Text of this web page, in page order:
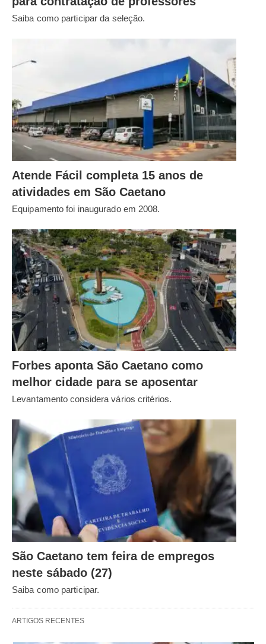
Saiba como participar da seleção.
Atende Fácil completa 15 anos de
atividades em São Caetano
Equipamento foi inaugurado em 2008.
Forbes aponta São Caetano como
melhor cidade para se aposentar
Levantamento considera vários critérios.
São Caetano tem feira de empregos
neste sábado (27)
Saiba como participar.
ARTIGOS RECENTES